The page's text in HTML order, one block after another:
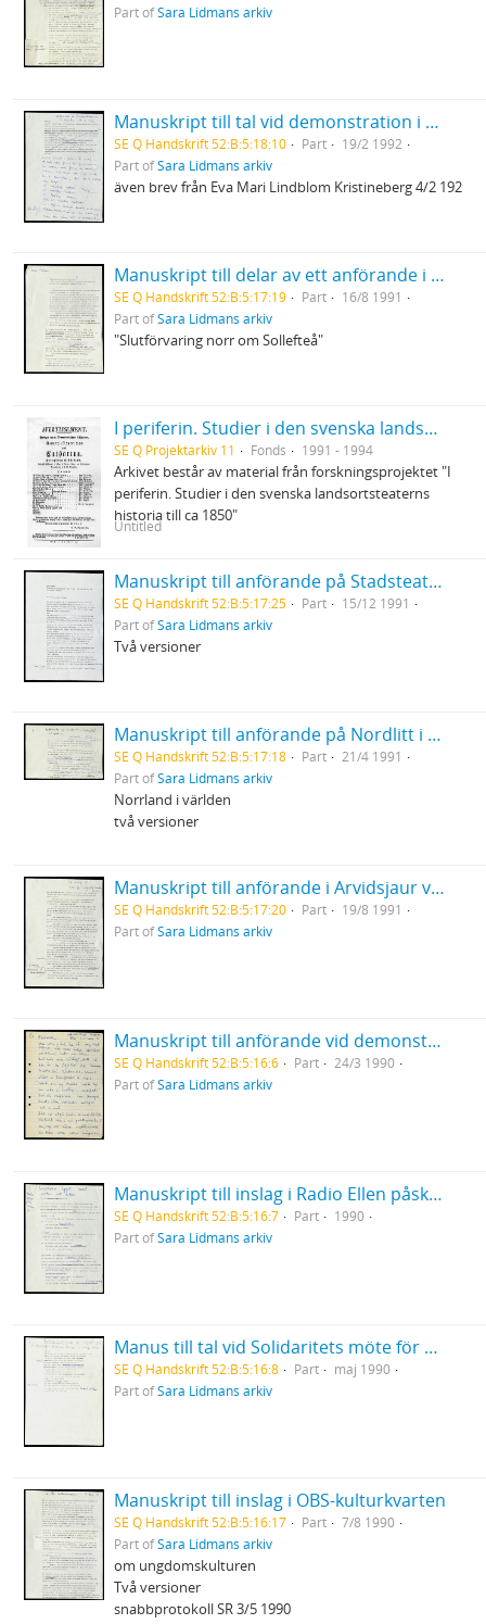
Part ofSara Lidmans arkiv
Manuskript till tal vid demonstration i Lycksele mot rasism
SE Q Handskrift 52:B:5:18:10 Part
19/2 1992
Part ofSara Lidmans arkiv
även brev från Eva Mari Lindblom Kristineberg 4/2 192
Manuskript till delar av ett anförande i Arvidsjaur för inlandsbanans räddning
SE Q Handskrift 52:B:5:17:19 Part
16/8 1991
Part ofSara Lidmans arkiv
"Slutförvaring norr om Sollefteå"
I periferin. Studier i den svenska landsortsteaterns historia till ca 1850
SE Q Projektarkiv 11 Fonds 1991 - 1994
Arkivet består av material från forskningsprojektet "I
periferin. Studier i den svenska landsortsteaterns
historia till ca 1850"
Untitled
Manuskript till anförande på Stadsteatern, Stockholm på möte för ANC och Nadine Gordimer
SE Q Handskrift 52:B:5:17:25 Part
15/12 1991
Part ofSara Lidmans arkiv
Två versioner
Manuskript till anförande på Nordlitt i Skellefteå
SE Q Handskrift 52:B:5:17:18 Part
21/4 1991
Part ofSara Lidmans arkiv
Norrland i världen
två versioner
Manuskript till anförande i Arvidsjaur vid gala för Inlandsbanan
SE Q Handskrift 52:B:5:17:20 Part
19/8 1991
Part ofSara Lidmans arkiv
Manuskript till anförande vid demonstration mot kärnkraft i Göteborg
SE Q Handskrift 52:B:5:16:6 Part
24/3 1990
Part ofSara Lidmans arkiv
Manuskript till inslag i Radio Ellen påskafton 1990 "Saltkorn ägget runt med det kokar"
SE Q Handskrift 52:B:5:16:7 Part
1990
Part ofSara Lidmans arkiv
Manus till tal vid Solidaritets möte för flyktingar
SE Q Handskrift 52:B:5:16:8 Part
maj 1990
Part ofSara Lidmans arkiv
Manuskript till inslag i OBS-kulturkvarten
SE Q Handskrift 52:B:5:16:17 Part
7/8 1990
Part ofSara Lidmans arkiv
om ungdomskulturen
Två versioner
snabbprotokoll SR 3/5 1990